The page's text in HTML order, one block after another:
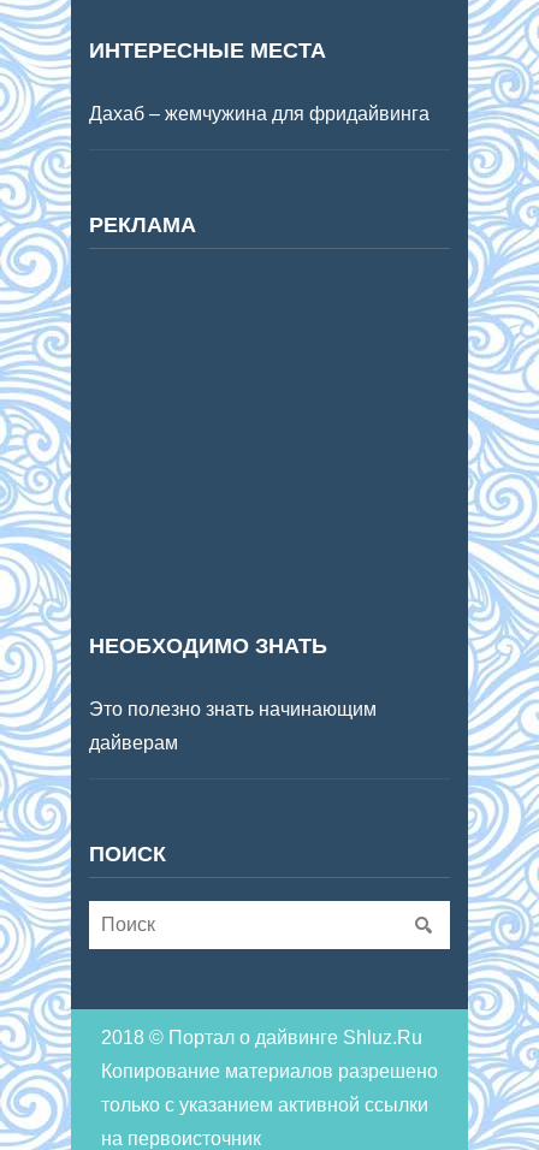
ИНТЕРЕСНЫЕ МЕСТА
Дахаб – жемчужина для фридайвинга
РЕКЛАМА
НЕОБХОДИМО ЗНАТЬ
Это полезно знать начинающим
дайверам
ПОИСК
2018 © Портал о дайвинге Shluz.Ru
Копирование материалов разрешено
только с указанием активной ссылки
на первоисточник